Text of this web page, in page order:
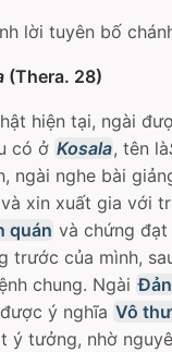
lời tuyên bố
(Thera. 28)
hiện tại, ngài
có ở Kosala, tên là
ngài nghe bài
xin xuất gia với
quán và chứng đạt
trước của mình,
chung. Ngài
ý nghĩa Vô
ý tưởng, nhờ